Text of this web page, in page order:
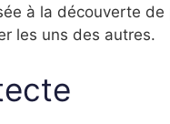
à la découverte
les uns des autres.